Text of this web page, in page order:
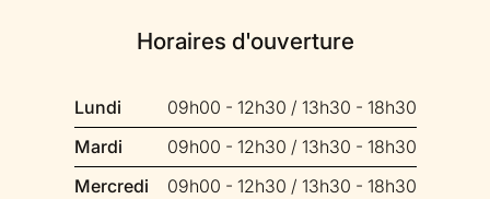
Horaires d'ouverture
Lundi
09h00 - 12h30 / 13h30 - 18h30
Mardi
09h00 - 12h30 / 13h30 - 18h30
Mercredi
09h00 - 12h30 / 13h30 - 18h30